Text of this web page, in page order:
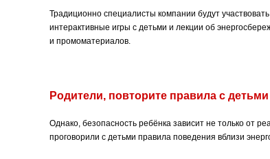
Традиционно специалисты компании будут
интерактивные игры с детьми и лекции об
и промоматериалов.
Родители, повторите правила с детьми
Однако, безопасность ребёнка зависит не только от
проговорили с детьми правила поведения вблизи